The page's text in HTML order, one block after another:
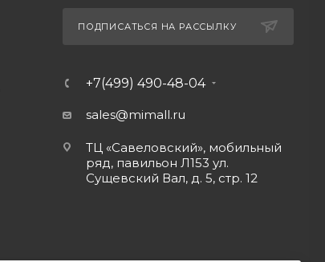
ПОДПИСАТЬСЯ НА РАССЫЛКУ
+7(499) 490-48-04
sales@mimall.ru
ТЦ «Савеловский», мобильный
ряд, павильон Л153 ул.
Сущевский Вал, д. 5, стр. 12